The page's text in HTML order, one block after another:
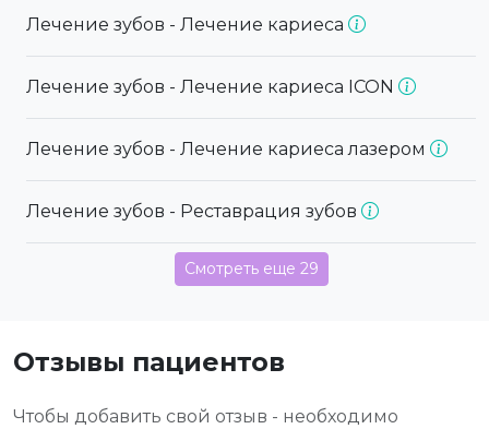
Лечение зубов - Лечение кариеса
Лечение зубов - Лечение кариеса ICON
Лечение зубов - Лечение кариеса лазером
Лечение зубов - Реставрация зубов
Смотреть еще 29
Отзывы пациентов
Чтобы добавить свой отзыв - необходимо